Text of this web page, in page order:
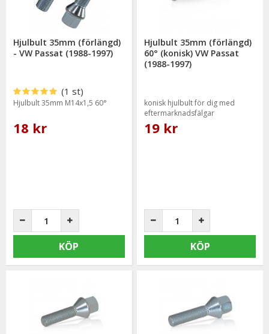
Hjulbult 35mm (förlängd)
- VW Passat (1988-1997)
(1 st)
Hjulbult 35mm M14x1,5 60°
18 kr
KÖP
Hjulbult 35mm (förlängd)
60° (konisk) VW Passat
(1988-1997)
konisk hjulbult för dig med
eftermarknadsfälgar
19 kr
KÖP